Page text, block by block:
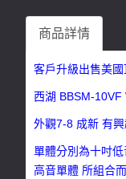
商品詳情
客戶升級出售美
西湖 BBSM-10VF
外觀7-8 成新 有
單體分別為十吋
高音單體 所組合